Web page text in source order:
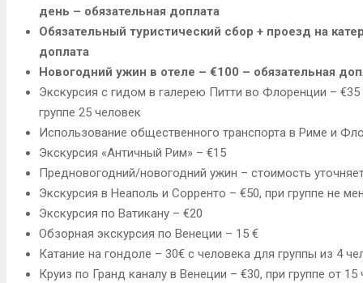
день – обязательная доплата
Обязательный туристический сбор + проезд на
доплата
Новогодний ужин в отеле – €100 – обязательная
Экскурсия с гидом в галерею Питти во Флоренции –
группе 25 человек
Использование общественного транспорта в Риме и
Экскурсия «Античный Рим» – €15
Предновогодний/новогодний ужин – стоимость
Экскурсия в Неаполь и Сорренто – €50, при группе не
Экскурсия по Ватикану – €20
Обзорная экскурсия по Венеции – 15 €
Катание на гондоле – 30€ с человека для группы из 4
Круиз по Гранд каналу в Венеции – €30, при группе от 15